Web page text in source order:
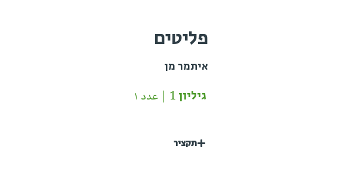
פליטים
איתמר מן
גיליון 1 | عدد ١
תקציר